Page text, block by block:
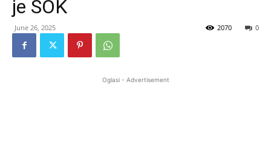
je ŠOK
June 26, 2025 0
2070
Oglasi - Advertisement